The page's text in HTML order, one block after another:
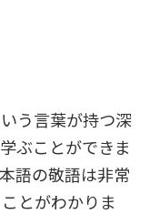
う言葉が持つ深
ぶことができま
語の敬語は非常
とがわかりま